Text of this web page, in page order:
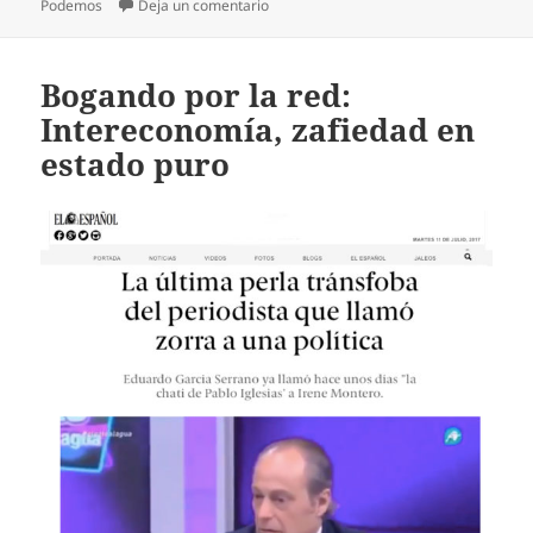
Podemos Deja un comentario
Bogando por la red:
Intereconomía, zafiedad en
estado puro